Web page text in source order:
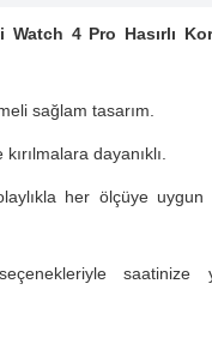
Watch 4 Pro Hasırlı
sağlam tasarım.
dayanıklı.
her ölçüye uygun